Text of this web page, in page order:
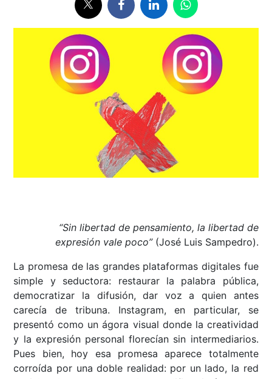
“Sin libertad de pensamiento, la libertad de
expresión vale poco”(José Luis Sampedro).
La promesa de las grandes plataformas digitales fue
simple y seductora: restaurar la palabra pública,
democratizar la difusión, dar voz a quien antes
carecía de tribuna. Instagram, en particular, se
presentó como un ágora visual donde la creatividad
y la expresión personal florecían sin intermediarios.
Pues bien, hoy esa promesa aparece totalmente
corroída por una doble realidad: por un lado, la red